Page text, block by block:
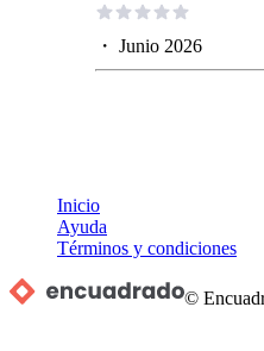
・ Junio 2026
Inicio
Ayuda
Términos y condiciones
©